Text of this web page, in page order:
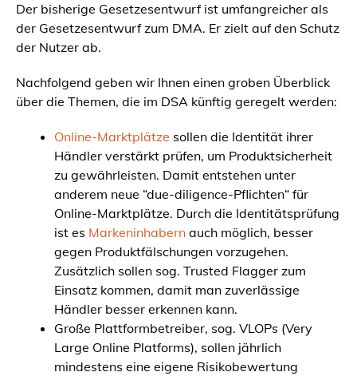
Der bisherige Gesetzesentwurf ist umfangreicher als
der Gesetzesentwurf zum DMA. Er zielt auf den Schutz
der Nutzer ab.
Nachfolgend geben wir Ihnen einen groben Überblick
über die Themen, die im DSA künftig geregelt werden:
Online-Marktplätze sollen die Identität ihrer
Händler verstärkt prüfen, um Produktsicherheit
zu gewährleisten. Damit entstehen unter
anderem neue “due-diligence-Pflichten“ für
Online-Marktplätze. Durch die Identitätsprüfung
ist es Markeninhabern auch möglich, besser
gegen Produktfälschungen vorzugehen.
Zusätzlich sollen sog. Trusted Flagger zum
Einsatz kommen, damit man zuverlässige
Händler besser erkennen kann.
Große Plattformbetreiber, sog. VLOPs (Very
Large Online Platforms), sollen jährlich
mindestens eine eigene Risikobewertung